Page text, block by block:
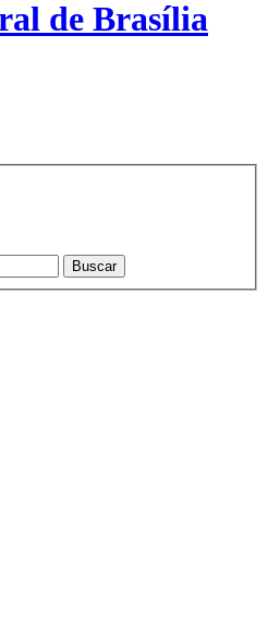
de Brasília
Buscar